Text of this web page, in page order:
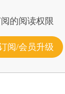
的阅读权限
阅/会员升级